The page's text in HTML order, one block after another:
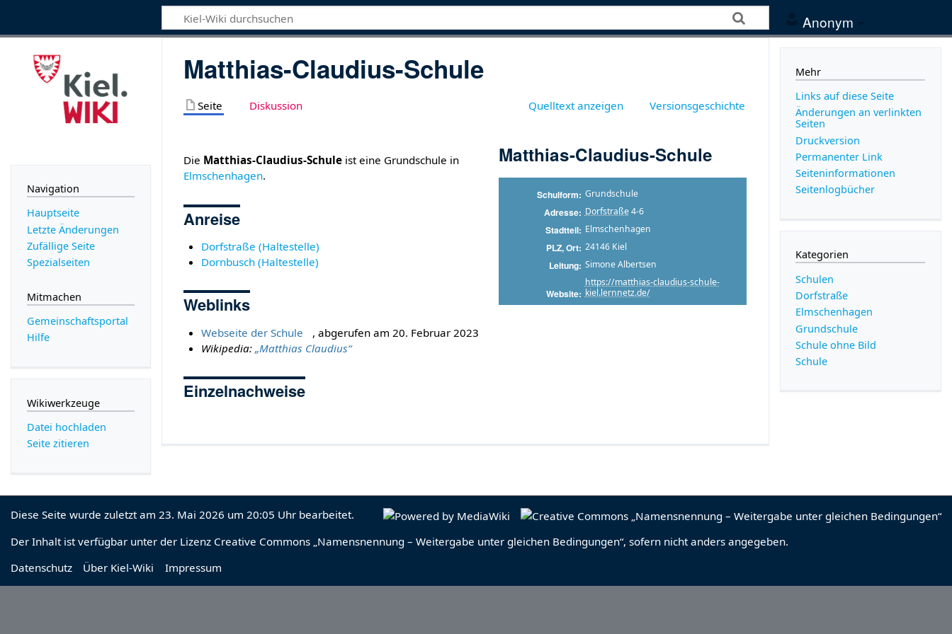
Anonym
Matthias-Claudius-Schule
Seite Diskussion Quelltext anzeigen Versionsgeschichte
Matthias-Claudius-Schule
Schulform Grundschule
Adresse Dorfstraße4-6
Stadtteil Elmschenhagen
PLZ, Ort 24146 Kiel
Leitung Simone Albertsen
Website
https://matthias-claudius-schule-
kiel.lernnetz.de/
Die Matthias-Claudius-Schule ist eine Grundschule in
Elmschenhagen.
Anreise
Dorfstraße (Haltestelle)
Dornbusch (Haltestelle)
Weblinks
Webseite der Schule
, abgerufen am 20. Februar 2023
Wikipedia: „Matthias Claudius“
Einzelnachweise
Navigation
Hauptseite
Letzte Änderungen
Zufällige Seite
Spezialseiten
Mitmachen
Gemeinschafts­portal
Hilfe
Wikiwerkzeuge
Datei hochladen
Seite zitieren
Mehr
Links auf diese Seite
Änderungen an verlinkten
Seiten
Druckversion
Permanenter Link
Seiten­­informationen
Seitenlogbücher
Kategorien
Schulen
Dorfstraße
Elmschenhagen
Grundschule
Schule ohne Bild
Schule
Diese Seite wurde zuletzt am 23. Mai 2026 um 20:05 Uhr bearbeitet.
Der Inhalt ist verfügbar unter der Lizenz Creative Commons „Namensnennung – Weitergabe unter gleichen Bedingungen“, sofern nicht anders angegeben.
Datenschutz
Über Kiel-Wiki Impressum